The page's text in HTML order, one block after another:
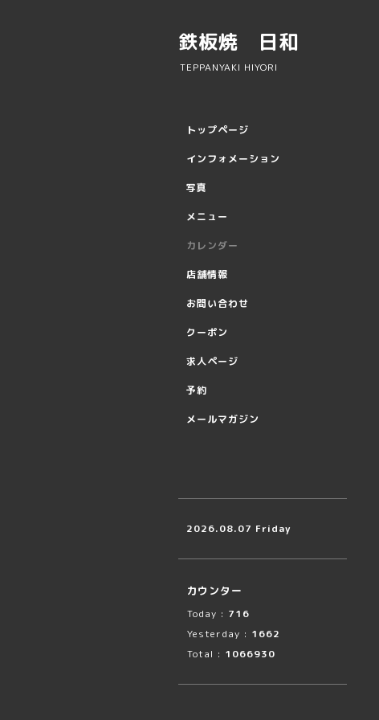
鉄板焼 日和
TEPPANYAKI HIYORI
トップページ
インフォメーション
写真
メニュー
カレンダー
店舗情報
お問い合わせ
クーポン
求人ページ
予約
メールマガジン
2026.08.07 Friday
カウンター
Today : 716
Yesterday : 1662
Total : 1066930